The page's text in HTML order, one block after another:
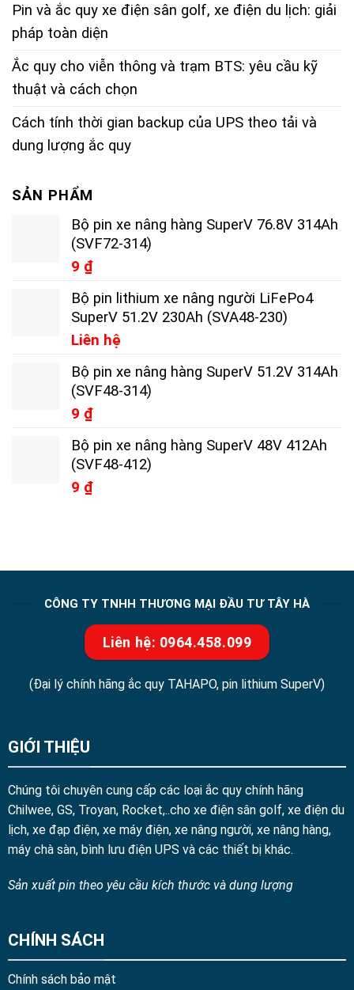
Pin và ắc quy xe điện sân golf, xe điện du lịch: giải
pháp toàn diện
Ắc quy cho viễn thông và trạm BTS: yêu cầu kỹ
thuật và cách chọn
Cách tính thời gian backup của UPS theo tải và
dung lượng ắc quy
SẢN PHẨM
Bộ pin xe nâng hàng SuperV 76.8V 314Ah
(SVF72-314)
9 ₫
Bộ pin lithium xe nâng người LiFePo4
SuperV 51.2V 230Ah (SVA48-230)
Liên hệ
Bộ pin xe nâng hàng SuperV 51.2V 314Ah
(SVF48-314)
9 ₫
Bộ pin xe nâng hàng SuperV 48V 412Ah
(SVF48-412)
9 ₫
CÔNG TY TNHH THƯƠNG MẠI ĐẦU TƯ TÂY HÀ
Liên hệ: 0964.458.099
(Đại lý chính hãng ắc quy TAHAPO, pin lithium SuperV)
GIỚI THIỆU
Chúng tôi chuyên cung cấp các loại ắc quy chính hãng
Chilwee, GS, Troyan, Rocket,..cho xe điện sân golf, xe điện du
lịch, xe đạp điện, xe máy điện, xe nâng người, xe nâng hàng,
máy chà sàn, bình lưu điện UPS và các thiết bị khác.
Sản xuất pin theo yêu cầu kích thước và dung lượng
CHÍNH SÁCH
Chính sách bảo mật